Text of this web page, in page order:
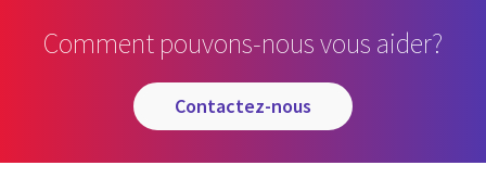
Comment pouvons-nous vous aider?
contactez-nous